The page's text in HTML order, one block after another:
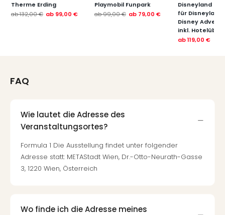
Therme Erding
ab132,00 € ab 99,00 €
Playmobil Funpark
ab99,00 € ab 79,00 €
Disneyland
für
Disney
inkl.
ab119,00 €
FAQ
Wie lautet die Adresse des
Veranstaltungsortes?
Formula 1 Die Ausstellung findet unter folgender
Adresse statt: METAStadt Wien, Dr.-Otto-Neurath-Gasse
3, 1220 Wien, Österreich
Wo finde ich die Adresse meines